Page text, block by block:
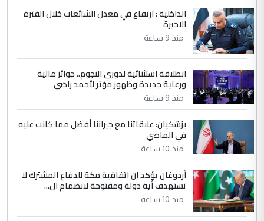
الموضوع :
الجواهري يرد على صدام حسين سل
مضجعيك يابن الزنا (نص كامل)
5 سردار
التعليق : واحد من عصابة علي ماما يسقط
جنسية الرافد الثالث للعراق ومن اصول عريقة
الموضوع :
الجواهري يرد على صدام حسين سل
مضجعيك يابن الزنا (نص كامل)
الداخلية : ارتفاع في معدل الشائعات خلال الفترة
الاخيرة
منذ 9 ساعة
انطلاقة استثنائية لدوري النجوم.. جوائز مالية
ورعاية جديدة وظهور مؤثر لأحمد راضي
منذ 9 ساعة
بزشكيان: علاقاتنا مع جيراننا أفضل مما كانت عليه
في الماضي
منذ 10 ساعة
أردوغان يؤكد ان اتفاقية مكة للدفاع المشترك لا
تستهدف أية دولة ومفتوحة لانضمام ال...
منذ 10 ساعة